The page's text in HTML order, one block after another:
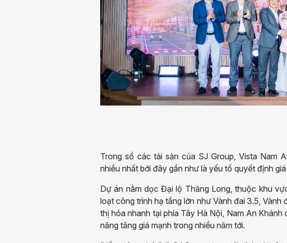
Trong số các tài sản của SJ Group, Vista Nam
nhiều nhất bởi đây gần như là yếu tố quyết định
Dự án nằm dọc Đại lộ Thăng Long, thuộc khu
loạt công trình hạ tầng lớn như Vành đai 3.5,
thị hóa nhanh tại phía Tây Hà Nội, Nam An
năng tăng giá mạnh trong nhiều năm tới.